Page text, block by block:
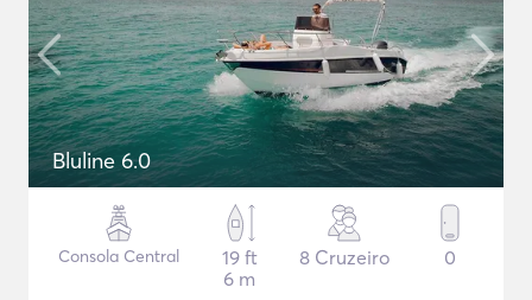
Bluline 6.0
Consola Central
19 ft
6 m
8 Cruzeiro 0